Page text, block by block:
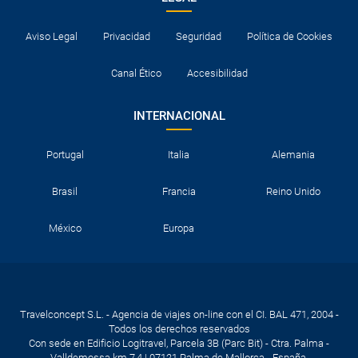
Aviso Legal Privacidad Seguridad Política de Cookies
Canal Ético Accesibilidad
INTERNACIONAL
Portugal Italia Alemania
Brasil Francia Reino Unido
México Europa
Travelconcept S.L. - Agencia de viajes on-line con el CI. BAL 471, 2004 -
Todos los derechos reservados
Con sede en Edificio Logitravel, Parcela 3B (Parc Bit) - Ctra. Palma -